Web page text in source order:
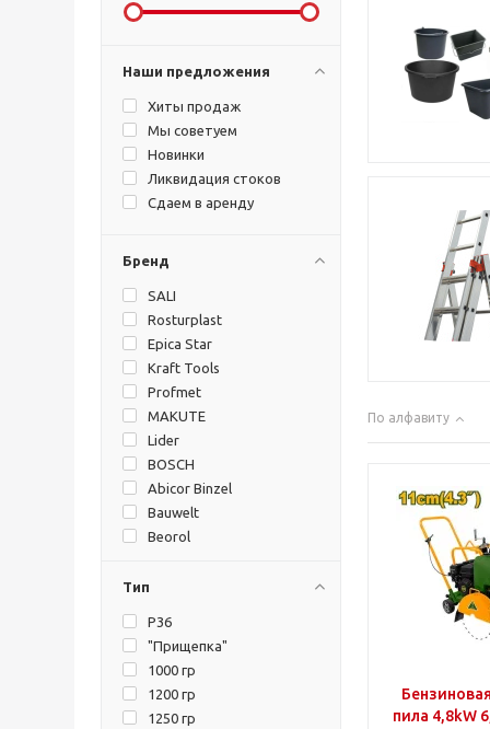
Наши предложения
Хиты продаж
Мы советуем
Новинки
Ликвидация стоков
Сдаем в аренду
Бренд
SALI
Rosturplast
Epica Star
Kraft Tools
Profmet
MAKUTE
Lider
BOSCH
Abicor Binzel
Bauwelt
Beorol
Den Braven
DURACELL
E.NEXT
Einhell
Elefant
Тип
P36
"Прищепка"
1000 гр
1200 гр
1250 гр
По алфавиту
пила